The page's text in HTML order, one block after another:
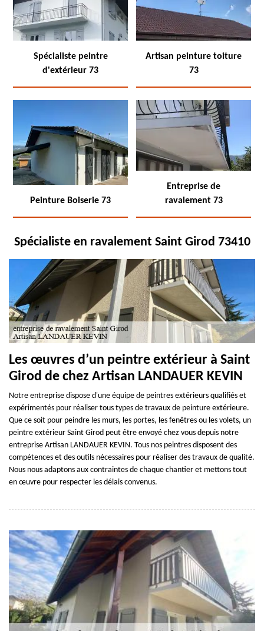
Spécialiste peintre
d'extérieur 73
Artisan peinture toiture
73
Peinture Boiserie 73
Entreprise de
ravalement 73
Spécialiste en ravalement Saint Girod 73410
Les œuvres d’un peintre extérieur à Saint
Girod de chez Artisan LANDAUER KEVIN
Notre entreprise dispose d'une équipe de peintres extérieurs qualifiés et
expérimentés pour réaliser tous types de travaux de peinture extérieure.
Que ce soit pour peindre les murs, les portes, les fenêtres ou les volets, un
peintre extérieur Saint Girod peut être envoyé chez vous depuis notre
entreprise Artisan LANDAUER KEVIN. Tous nos peintres disposent des
compétences et des outils nécessaires pour réaliser des travaux de qualité.
Nous nous adaptons aux contraintes de chaque chantier et mettons tout
en œuvre pour respecter les délais convenus.